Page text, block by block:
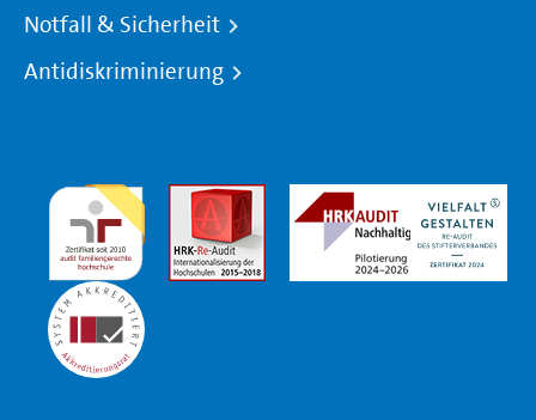
Notfall & Sicherheit
Antidiskriminierung